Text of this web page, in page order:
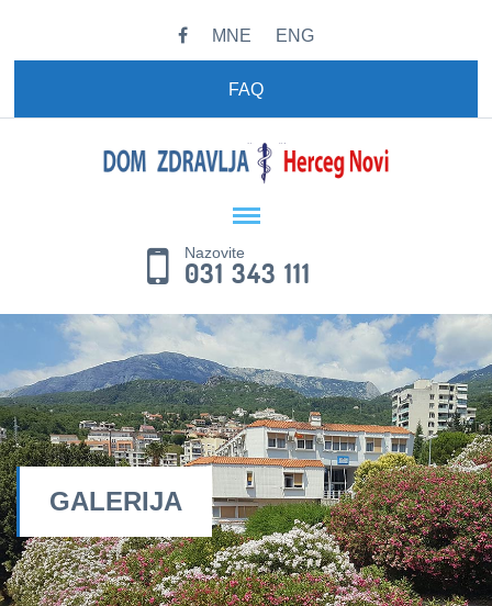
MNE ENG
FAQ
Nazovite
031 343 111
GALERIJA